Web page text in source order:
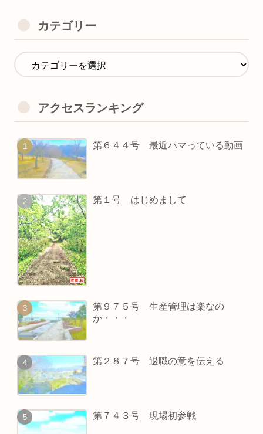
カテゴリー
アクセスランキング
第６４４号 最近ハマっている動画
第１号 はじめまして
第９７５号 生産管理は楽なの
か・・・
第２８７号 退職の意を伝える
第７４３号 現場初参戦